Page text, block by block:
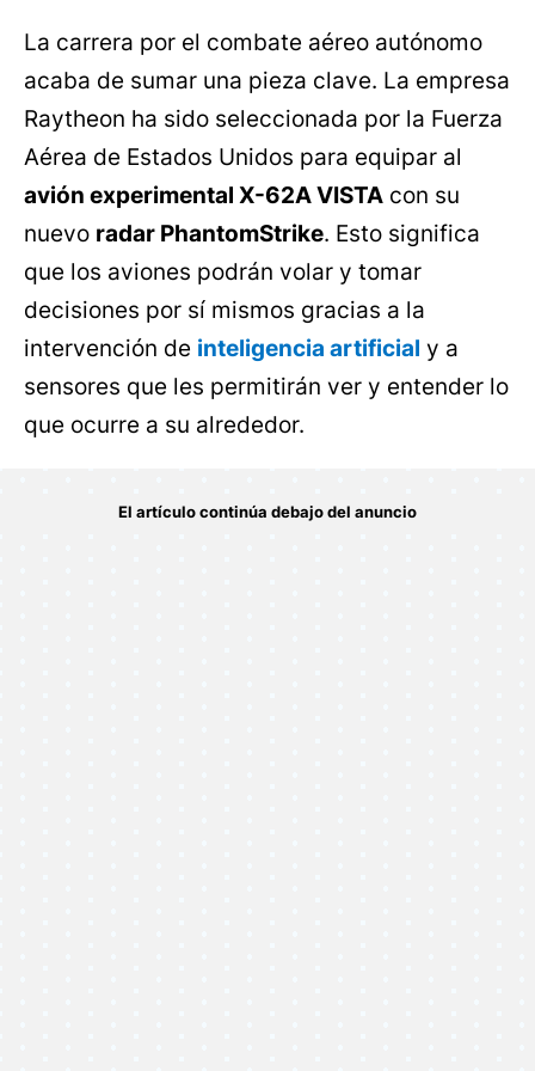
La carrera por el combate aéreo autónomo
acaba de sumar una pieza clave. La empresa
Raytheon ha sido seleccionada por la Fuerza
Aérea de Estados Unidos para equipar al
avión experimental X-62A VISTA con su
nuevo radar PhantomStrike. Esto significa
que los aviones podrán volar y tomar
decisiones por sí mismos gracias a la
intervención de inteligencia artificial y a
sensores que les permitirán ver y entender lo
que ocurre a su alrededor.